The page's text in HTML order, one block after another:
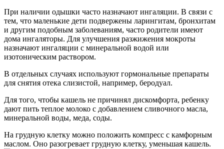
При наличии одышки часто назначают ингаляции. В связи с
тем, что маленькие дети подвержены ларингитам, бронхитам
и другим подобным заболеваниям, часто родители имеют
дома ингаляторы. Для улучшения разжижения мокроты
назначают ингаляции с минеральной водой или
изотоническим раствором.
В отдельных случаях используют гормональные препараты
для снятия отека слизистой, например, беродуал.
Для того, чтобы кашель не причинял дискомфорта, ребенку
дают пить теплое молоко с добавлением сливочного масла,
минеральной воды, меда, соды.
На грудную клетку можно положить компресс с камфорным
маслом. Оно разогревает грудную клетку, уменьшая кашель.